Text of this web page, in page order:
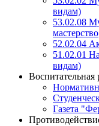
видам)
53.02.08
мастерство
52.02.04
51.02.01
видам)
Воспитательная
Газета